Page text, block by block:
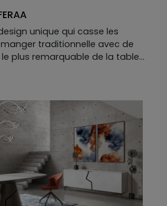
unique qui casse les
traditionnelle avec de
le plus remarquable de la table
et équilibre. Les lignes
le bas du pied
au plateau.
SFERAA suit les mêmes
: son pied unique
Buffet 5 portes présenté en MDF
fumé, céramique catégorie 1 et
x H.83 X P.50 cm Table de